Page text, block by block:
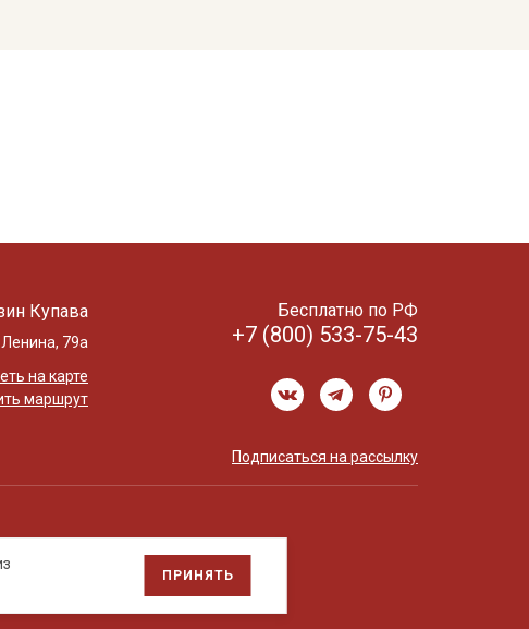
ПРИНЯТЬ
Купава
Ленина, 79а
на карте
маршрут
Бесплатно по РФ
+7 (800) 533-75-43
Подписаться на рассылку